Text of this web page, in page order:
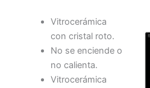
Vitrocerámica
con cristal roto.
No se enciende o
no calienta.
Vitrocerámica